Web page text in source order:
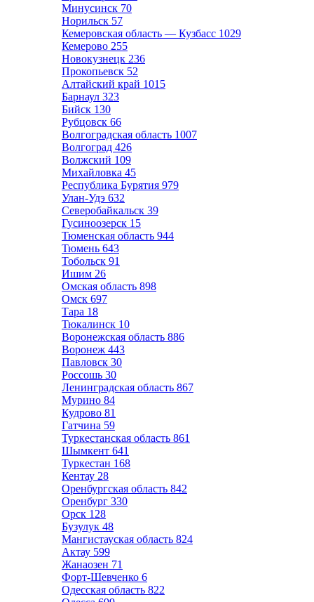
Минусинск 70
Норильск 57
Кемеровская область — Кузбасс 1029
Кемерово 255
Новокузнецк 236
Прокопьевск 52
Алтайский край 1015
Барнаул 323
Бийск 130
Рубцовск 66
Волгоградская область 1007
Волгоград 426
Волжский 109
Михайловка 45
Республика Бурятия 979
Улан-Удэ 632
Северобайкальск 39
Гусиноозерск 15
Тюменская область 944
Тюмень 643
Тобольск 91
Ишим 26
Омская область 898
Омск 697
Тара 18
Тюкалинск 10
Воронежская область 886
Воронеж 443
Павловск 30
Россошь 30
Ленинградская область 867
Мурино 84
Кудрово 81
Гатчина 59
Туркестанская область 861
Шымкент 641
Туркестан 168
Кентау 28
Оренбургская область 842
Оренбург 330
Орск 128
Бузулук 48
Мангистауская область 824
Актау 599
Жанаозен 71
Форт-Шевченко 6
Одесская область 822